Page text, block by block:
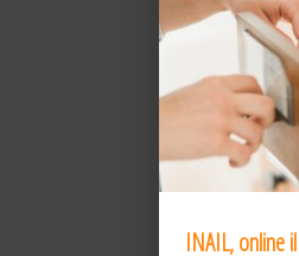
INAIL, online